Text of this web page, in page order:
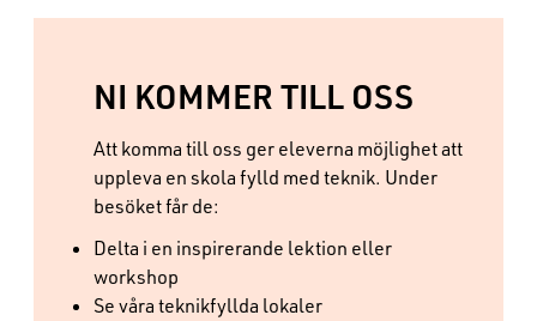
NI KOMMER TILL OSS
Att komma till oss ger eleverna möjlighet att
uppleva en skola fylld med teknik. Under
besöket får de:
Delta i en inspirerande lektion eller
workshop
Se våra teknikfyllda lokaler